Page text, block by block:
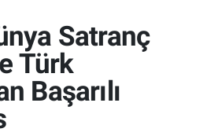
Satranç
Türk
Başarılı